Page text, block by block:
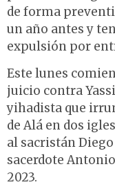
de forma
un año antes y
expulsión por
Este lunes
juicio contra
yihadista que
de Alá en dos
al sacristán
sacerdote
2023.